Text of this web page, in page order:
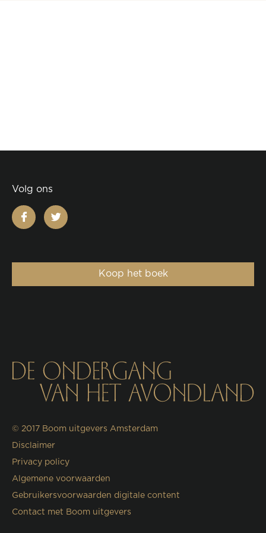
Volg ons
facebooktwitter
Koop het boek
© 2017 Boom uitgevers Amsterdam
Disclaimer
Privacy policy
Algemene voorwaarden
Gebruikersvoorwaarden digitale content
Contact met Boom uitgevers